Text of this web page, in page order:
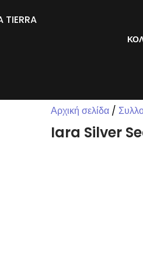
TIERRA
Αρχική σελίδα /
Iara Silver